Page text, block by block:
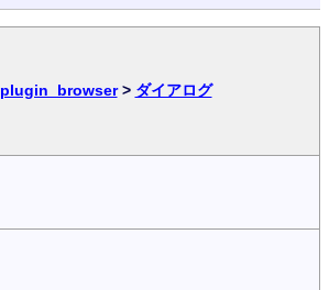
plugin_browser> ダイアログ